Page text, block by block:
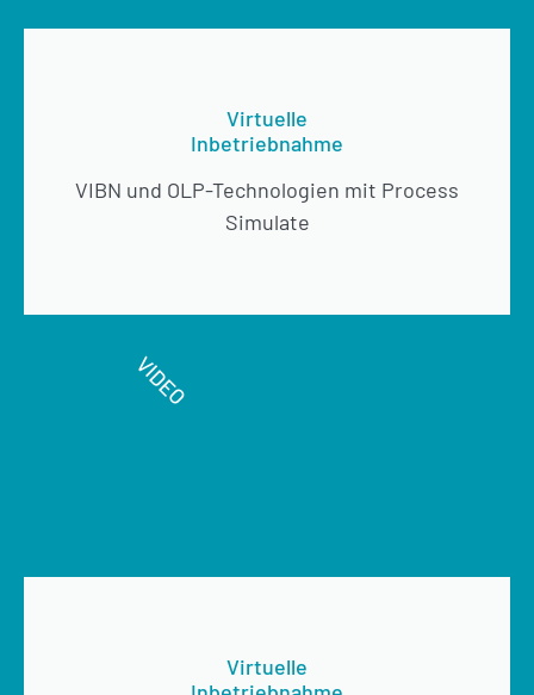
Virtuelle
Inbetriebnahme
VIBN und OLP-Technologien mit Process
Simulate
Virtuelle
VIDEO